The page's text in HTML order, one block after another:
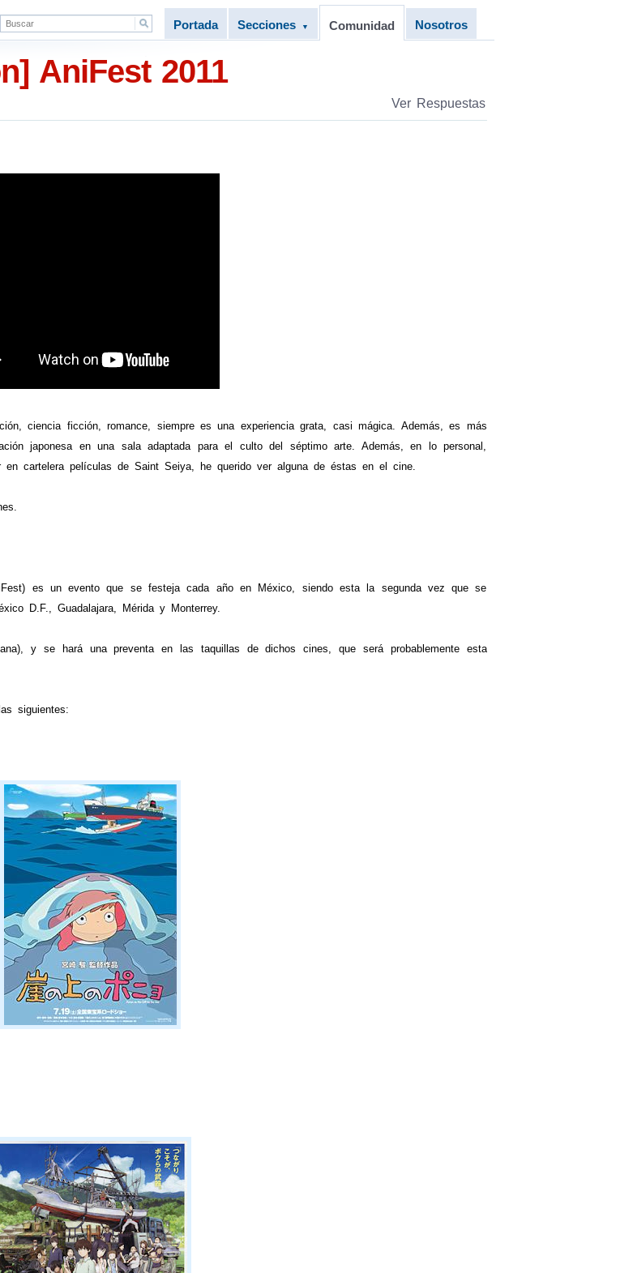
Portada Secciones ▼ Comunidad Nosotros
AniFest 2011
Ver Respuestas
ciencia ficción, romance, siempre es una experiencia grata, casi mágica. Además, es más
japonesa en una sala adaptada para el culto del séptimo arte. Además, en lo personal,
cartelera películas de Saint Seiya, he querido ver alguna de éstas en el cine.
es un evento que se festeja cada año en México, siendo esta la segunda vez que se
D.F., Guadalajara, Mérida y Monterrey.
y se hará una preventa en las taquillas de dichos cines, que será probablemente esta
siguientes: